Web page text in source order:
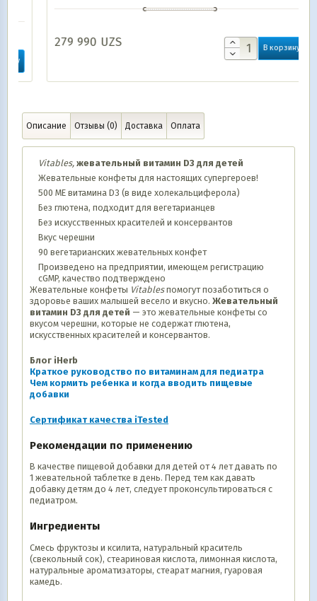
279 990UZS В корзину
Описание Отзывы (0) Доставка Оплата
Vitables, жевательный витамин D3 для детей
Жевательные конфеты для настоящих супергероев!
500 МЕ витамина D3 (в виде холекальциферола)
Без глютена, подходит для вегетарианцев
Без искусственных красителей и консервантов
Вкус черешни
90 вегетарианских жевательных конфет
Произведено на предприятии, имеющем регистрацию
cGMP, качество подтверждено
Жевательные конфеты Vitablesпомогут позаботиться о
здоровье ваших малышей весело и вкусно. Жевательный
витамин D3 для детей — это жевательные конфеты со
вкусом черешни, которые не содержат глютена,
искусственных красителей и консервантов.
Блог iHerb
Краткое руководство по витаминам для педиатра
Чем кормить ребенка и когда вводить пищевые
добавки
Сертификат качества iTested
Рекомендации по применению
В качестве пищевой добавки для детей от 4 лет давать по
1 жевательной таблетке в день. Перед тем как давать
добавку детям до 4 лет, следует проконсультироваться с
педиатром.
Ингредиенты
Смесь фруктозы и ксилита, натуральный краситель
(свекольный сок), стеариновая кислота, лимонная кислота,
натуральные ароматизаторы, стеарат магния, гуаровая
камедь.